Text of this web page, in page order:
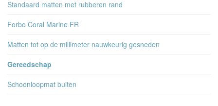
Standaard matten met rubberen rand
Forbo Coral Marine FR
Matten tot op de millimeter nauwkeurig gesneden
Gereedschap
Schoonloopmat buiten